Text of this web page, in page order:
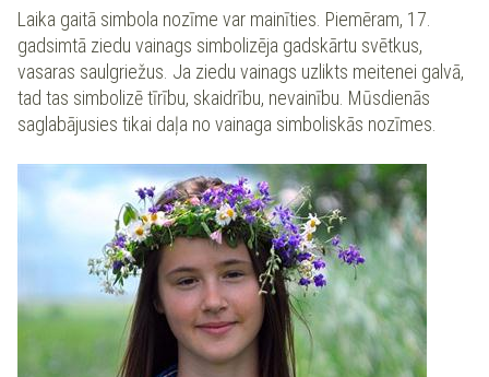
Laika gaitā simbola nozīme var mainīties. Piemēram, 17.
gadsimtā ziedu vainags simbolizēja gadskārtu svētkus,
vasaras saulgriežus. Ja ziedu vainags uzlikts meitenei galvā,
tad tas simbolizē tīrību, skaidrību, nevainību. Mūsdienās
saglabājusies tikai daļa no vainaga simboliskās nozīmes.